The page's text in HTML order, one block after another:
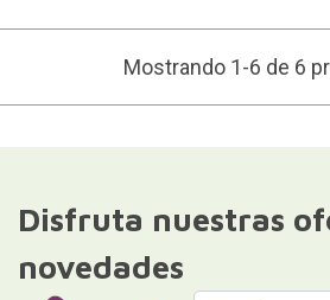
Mostrando 1-6 de 6
Disfruta nuestras
novedades